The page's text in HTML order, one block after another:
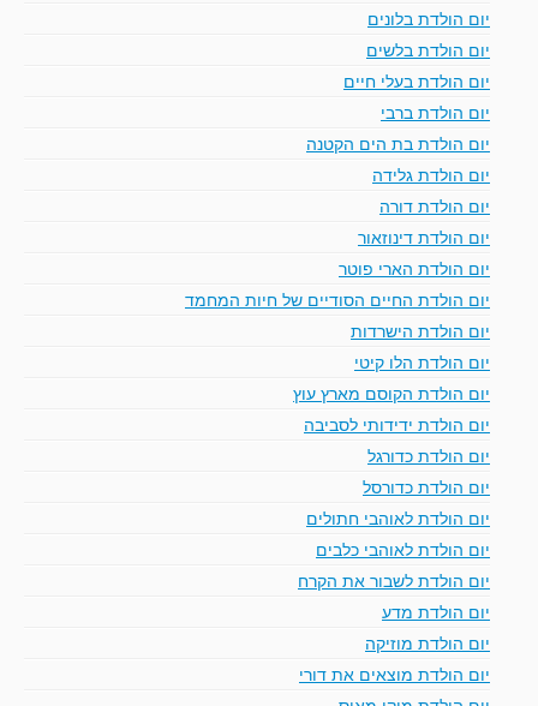
יום הולדת בלונים
יום הולדת בלשים
יום הולדת בעלי חיים
יום הולדת ברבי
יום הולדת בת הים הקטנה
יום הולדת גלידה
יום הולדת דורה
יום הולדת דינוזאור
יום הולדת הארי פוטר
יום הולדת החיים הסודיים של חיות המחמד
יום הולדת הישרדות
יום הולדת הלו קיטי
יום הולדת הקוסם מארץ עוץ
יום הולדת ידידותי לסביבה
יום הולדת כדורגל
יום הולדת כדורסל
יום הולדת לאוהבי חתולים
יום הולדת לאוהבי כלבים
יום הולדת לשבור את הקרח
יום הולדת מדע
יום הולדת מוזיקה
יום הולדת מוצאים את דורי